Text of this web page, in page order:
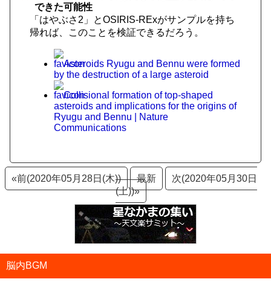
できた可能性
「はやぶさ2」とOSIRIS-RExがサンプルを持ち
帰れば、このことを検証できるだろう。
Asteroids Ryugu and Bennu were formed
by the destruction of a large asteroid
Collisional formation of top-shaped
asteroids and implications for the origins of
Ryugu and Bennu | Nature
Communications
«前(2020年05月28日(木)) 最新
次(2020年05月30日
(土))»
脳内BGM